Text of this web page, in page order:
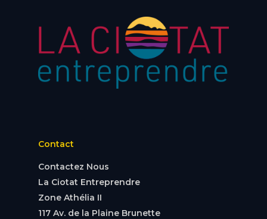
Contact
Contactez Nous
La Ciotat Entreprendre
Zone Athélia II
117 Av. de la Plaine Brunette